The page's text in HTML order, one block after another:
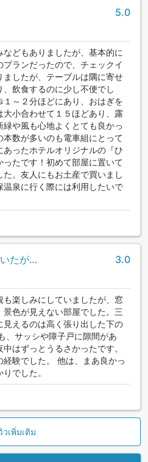
5.0
どもありましたが、基本的に
ランだったので、チェックイ
ましたが、テーブルは隅に寄せ
飲食するのに少し不便でし
～２分ほどにあり、おはぎを
小合わせて１５ほどあり、露
や風も心地よくとても良かっ
数が多いのも電車組にとって
ったホテルオリジナルの『ひ
たです！初めて部屋に置いて
。友人にもお土産で買いまし
泉に行く際には利用したいで
たが… 3.0
楽しみにしていましたが、窓
色が見えない部屋でした。三
えるのは高く張り出した下の
、サッシや障子戸に隙間があ
はずっとうるさかったです。
験でした。 他は、まあ良かっ
でした。
วเพิ่มเติม